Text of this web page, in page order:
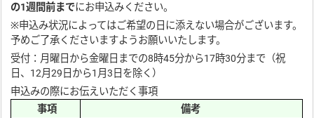
の1週間前までにお申込みください。
※申込み状況によってはご希望の日に添えない場合がございます。
予めご了承くださいますようお願いいたします。
受付：月曜日から金曜日までの8時45分から17時30分まで（祝
日、12月29日から1月3日を除く）
申込みの際にお伝えいただく事項
事項
備考